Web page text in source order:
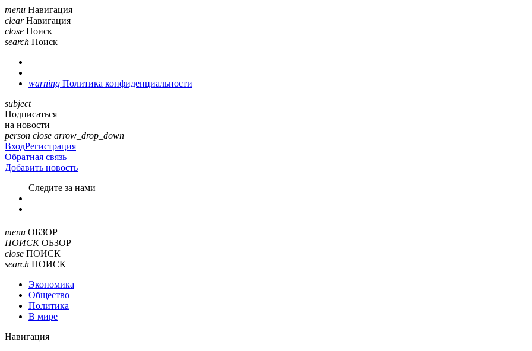
menu Навигация
clear Навигация
close Поиск
search Поиск
warning Политика конфиденциальности
subject
Подписаться
на новости
person close arrow_drop_down
ВходРегистрация
Обратная связь
Добавить новость
Cледите за нами
menu ОБЗОР
ПОИСК ОБЗОР
close ПОИСК
search ПОИСК
Экономика
Общество
Политика
В мире
Навигация